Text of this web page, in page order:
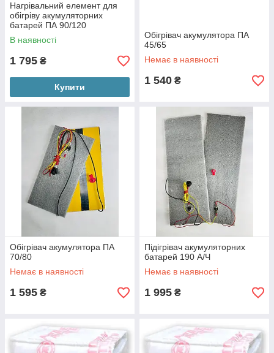
Нагрівальний елемент для
обігріву акумуляторних
батарей ПА 90/120
В наявності
1 795 ₴
Купити
Обігрівач акумулятора ПА
45/65
Немає в наявності
1 540 ₴
Обігрівач акумулятора ПА
70/80
Немає в наявності
1 595 ₴
Підігрівач акумуляторних
батарей 190 А/Ч
Немає в наявності
1 995 ₴